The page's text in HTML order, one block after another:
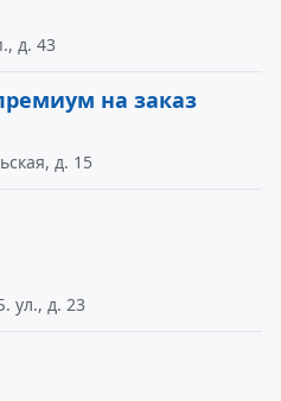
д. 43
на заказ
д. 15
ул., д. 23